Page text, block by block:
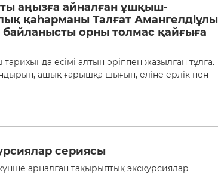
аңызға айналған ұшқыш-
қаһарманы Талғат Амангелдіұлы
байланысты орны толмас қайғыға
есімі алтын әріппен жазылған тұлға.
ашық ғарышқа шығып, еліне ерлік пен
сериясы
арналған тақырыптық экскурсиялар